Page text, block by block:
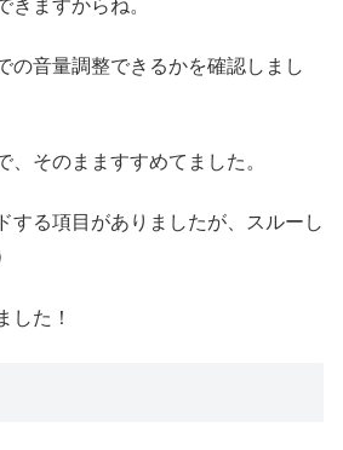
の音量調整できるかを確認しまし
そのまますすめてました。
する項目がありましたが、スルーし
した！